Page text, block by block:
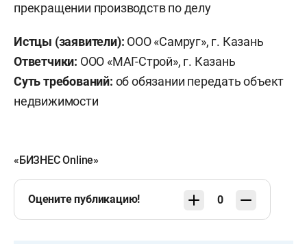
прекращении производств по делу
Истцы (заявители): ООО «Самруг», г. Казань
Ответчики: ООО «МАГ-Строй», г. Казань
Суть требований: об обязании передать объект
недвижимости
«БИЗНЕС Online»
Оцените публикацию! 0